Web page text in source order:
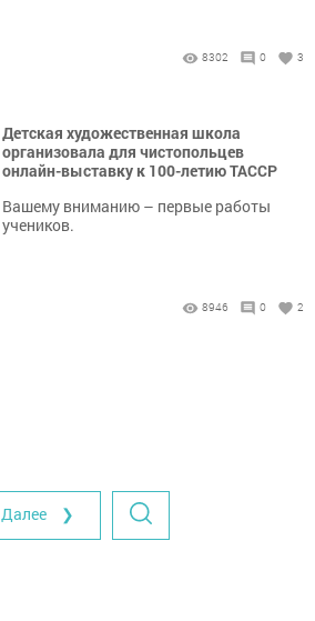
8302 0 3
Детская художественная школа
организовала для чистопольцев
онлайн-выставку к 100-летию ТАССР
Вашему вниманию – первые работы
учеников.
8946 0 2
Далее ❯